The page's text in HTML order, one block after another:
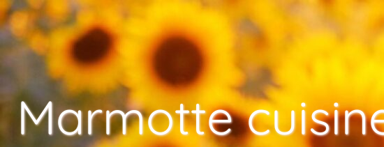
Aller au contenu
Marmotte